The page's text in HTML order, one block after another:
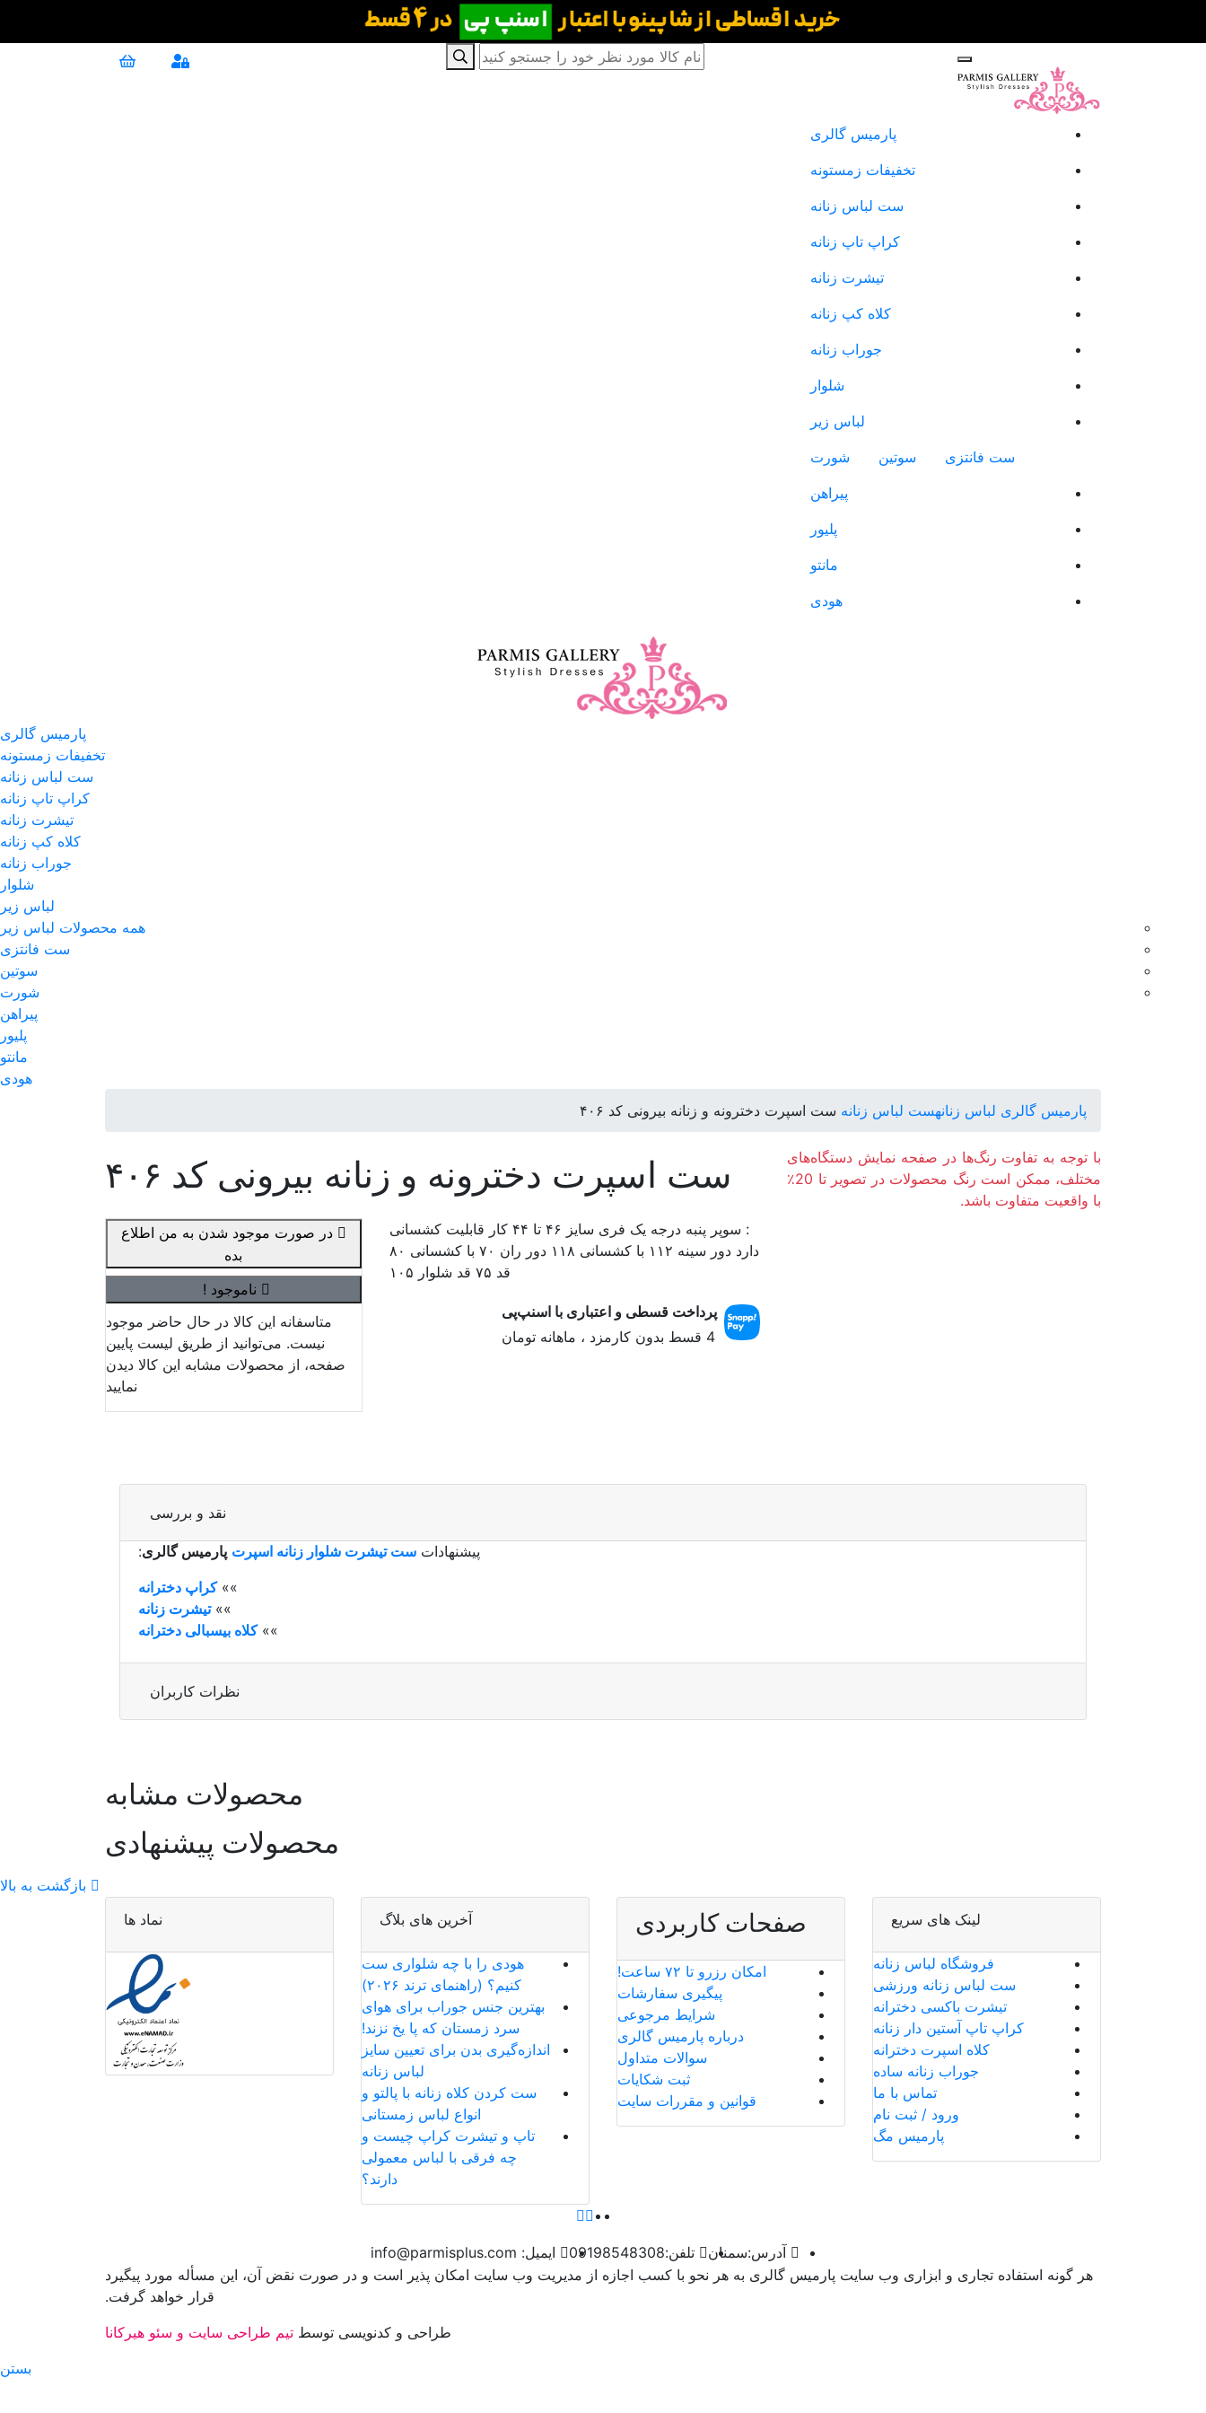
پارمیس گالری
تخفیفات زمستونه
ست لباس زنانه
کراپ تاپ زنانه
تیشرت زنانه
کلاه کپ زنانه
جوراب زنانه
شلوار
لباس زیر
ست فانتزی
سوتین
شورت
پیراهن
پلیور
مانتو
هودی
پارمیس گالری
تخفیفات زمستونه
ست لباس زنانه
کراپ تاپ زنانه
تیشرت زنانه
کلاه کپ زنانه
جوراب زنانه
شلوار
لباس زیر
همه محصولات لباس زیر
ست فانتزی
سوتین
شورت
پیراهن
پلیور
مانتو
هودی
پارمیس گالری لباس زنانهست لباس زنانه ست اسپرت دخترونه و زنانه بیرونی کد ۴۰۶
با توجه به تفاوت رنگ‌ها در صفحه نمایش دستگاه‌های
مختلف، ممکن است رنگ محصولات در تصویر تا 20٪
با واقعیت متفاوت باشد.
ست اسپرت دخترونه و زنانه بیرونی کد ۴۰۶
: سوپر پنبه درجه یک فری سایز ۴۶ تا ۴۴ کار قابلیت کشسانی
دارد دور سینه ۱۱۲ با کشسانی ۱۱۸ دور ران ۷۰ با کشسانی ۸۰
قد ۷۵ قد شلوار ۱۰۵
پرداخت قسطی و اعتباری با اسنپ‌پی
4 قسط بدون کارمزد ، ماهانه
تومان
در صورت موجود شدن به من اطلاع
بده
متاسفانه این کالا در حال حاضر موجود
نیست. می‌توانید از طریق لیست پایین
صفحه، از محصولات مشابه این کالا دیدن
نمایید
نقد و بررسی
پیشنهادات ست تیشرت شلوار زنانه اسپرت پارمیس گالری:
»»کراپ دخترانه
»»تیشرت زنانه
»»کلاه بیسبالی دخترانه
نظرات کاربران
محصولات مشابه
محصولات پیشنهادی
بازگشت به بالا
لینک های سریع
فروشگاه لباس زنانه
ست لباس زنانه ورزشی
تیشرت باکسی دخترانه
کراپ تاپ آستین دار زنانه
کلاه اسپرت دخترانه
جوراب زنانه ساده
تماس با ما
ورود / ثبت نام
پارمیس مگ
صفحات کاربردی
امکان رزرو تا ۷۲ ساعت!
پیگیری سفارشات
شرایط مرجوعی
درباره پارمیس گالری
سوالات متداول
ثبت شکایات
قوانین و مقررات سایت
آخرین های بلاگ
هودی را با چه شلواری ست
کنیم؟ (راهنمای ترند ۲۰۲۶)
بهترین جنس جوراب برای هوای
سرد زمستان که پا یخ نزند!
اندازه‌گیری بدن برای تعیین سایز
لباس زنانه
ست کردن کلاه زنانه با پالتو و
انواع لباس زمستانی
تاپ و تیشرت کراپ چیست و
چه فرقی با لباس معمولی
دارند؟
نماد ها
آدرس:سمنان تلفن:09198548308 ایمیل:
هر گونه استفاده تجاری و ابزاری وب سایت پارمیس گالری به هر نحو با کسب اجازه از مدیریت وب سایت امکان پذیر است و در صورت نقض آن، این مسأله مورد پیگیرد
قرار خواهد گرفت.
طراحی و کدنویسی توسط تیم طراحی سایت و سئو هیرکانا
بستن